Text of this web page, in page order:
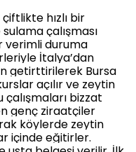
hızlı bir
çalışması
verimli duruma
İtalya’dan
getirttirilerek Bursa
açılır ve zeytin
bizzat
genç ziraatçiler
köylerde zeytin
içinde eğitirler.